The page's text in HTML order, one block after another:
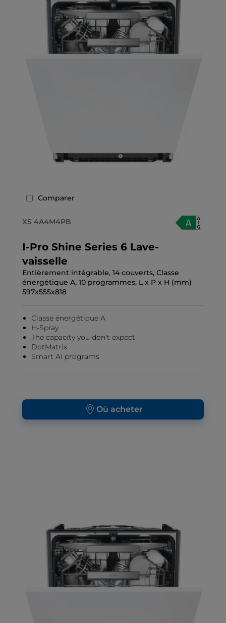
Comparer
XS 4A4M4PB
I-Pro Shine Series 6 Lave-
vaisselle
Entièrement intégrable, 14 couverts, Classe
énergétique A, 10 programmes, L x P x H (mm)
597x555x818
Classe énergétique A
H-Spray
The capacity you don't expect
DotMatrix
Smart AI programs
Où acheter